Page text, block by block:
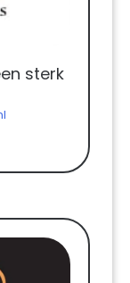
sterk